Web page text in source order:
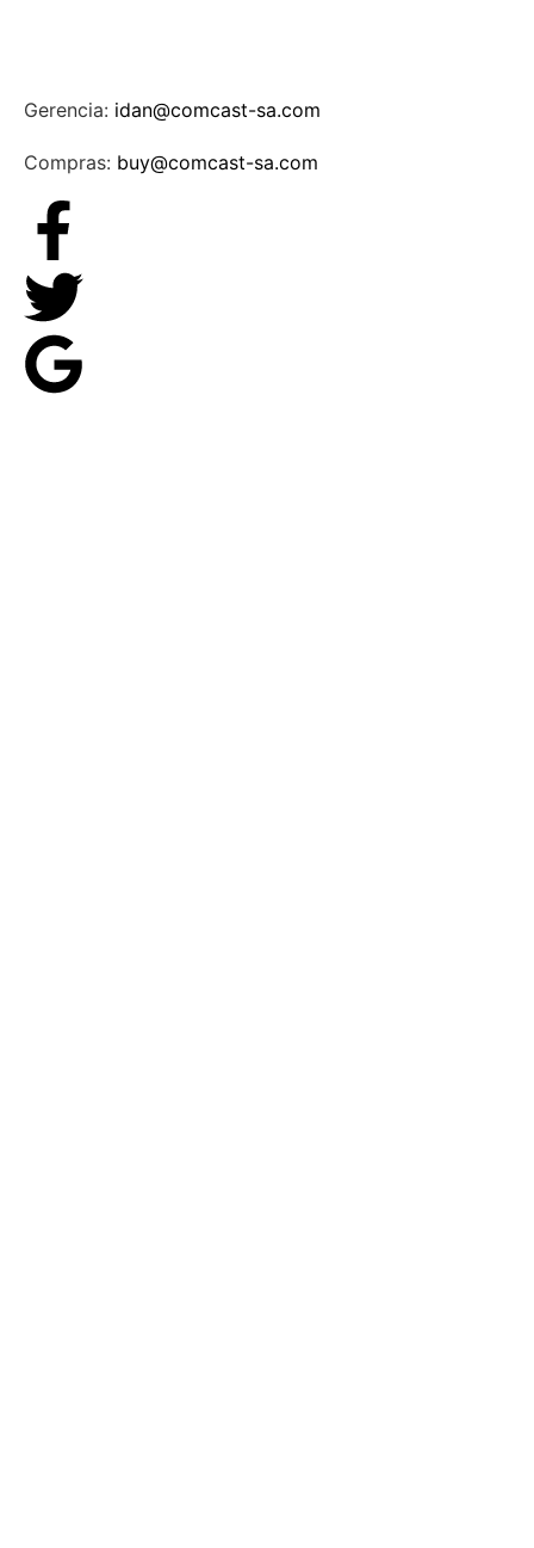
Gerencia: idan@comcast-sa.com
Compras: buy@comcast-sa.com